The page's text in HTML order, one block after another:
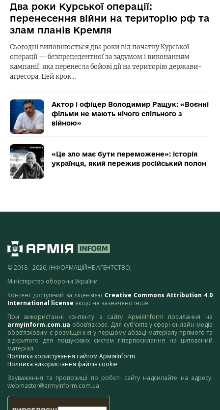
Два роки Курської операції:
перенесення війни на територію рф та
злам планів Кремля
Сьогодні виповнюється два роки від початку Курської
операції — безпрецедентної за задумом і виконанням
кампанії, яка перенесла бойові дії на територію держави-
агресора. Цей крок…
Актор і офіцер Володимир Ращук: «Воєнні
фільми не мають нічого спільного з
війною»
«Це зло має бути переможене»: історія
українця, який пережив російський полон
© 2018 - 2026, ІНФОРМАЦІЙНЕ АГЕНТСТВО,
Міністерство оборони України
Контент доступний за ліцензією Creative Commons Attribution 4.0
International license якщо не зазначено інше.
При використанні контенту з сайту АрміяInform посилання на
armyinform.com.ua обов’язкове. Для суб’єктів у сфері онлайн-медіа
обов’язковим є розміщення у першому абзаці матеріалу прямого та
відкритого для пошукових систем гіперпосилання на цитований
матеріал.
Політика користування сайтом АрміяInform
Політика використання файлів cookie
Зауваження та пропозиції по роботі сайту надсилайте на адресу:
webmaster@armyinform.com.ua